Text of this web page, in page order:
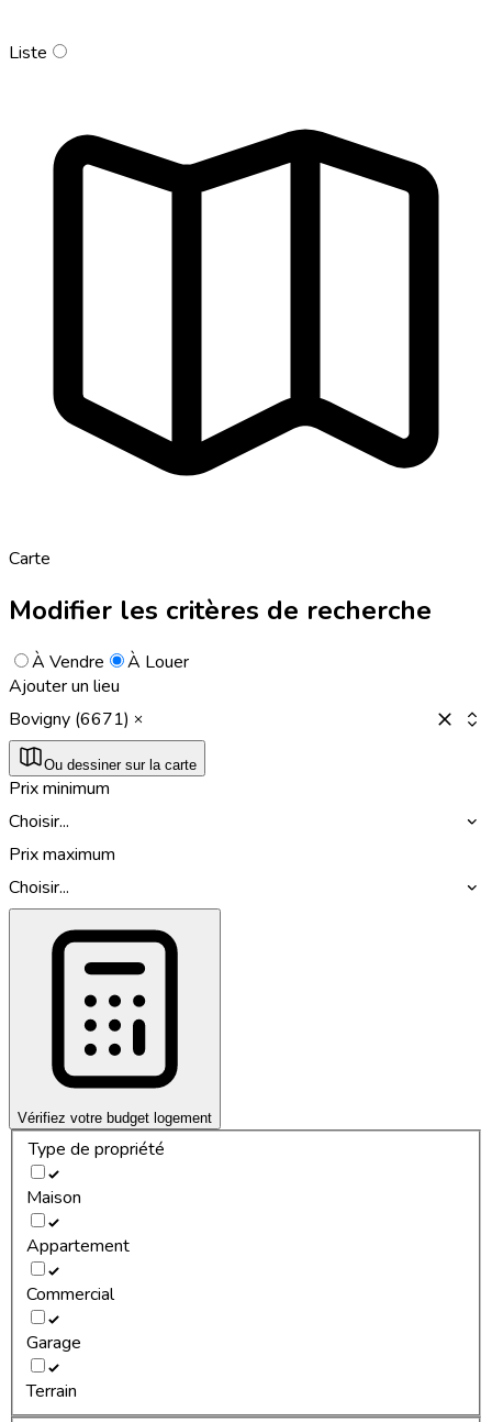
Liste
Carte
Modifier les critères de recherche
À Vendre
À Louer
Ajouter un lieu
Bovigny (6671)
Ou dessiner sur la carte
Prix minimum
Choisir...
Prix maximum
Choisir...
Vérifiez votre budget logement
Type de propriété
Maison
Appartement
Commercial
Garage
Terrain